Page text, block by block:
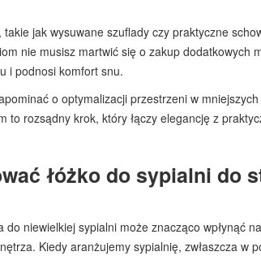
jak wysuwane szuflady czy praktyczne
nie musisz martwić się o zakup
i podnosi komfort snu.
o optymalizacji przestrzeni w
to rozsądny krok, który łączy elegancję z
łóżko do sypialni do
do niewielkiej sypialni może znacząco
Kiedy aranżujemy sypialnię, zwłaszcza